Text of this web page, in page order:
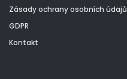
Zásady ochrany osobních údajů
GDPR
Kontakt